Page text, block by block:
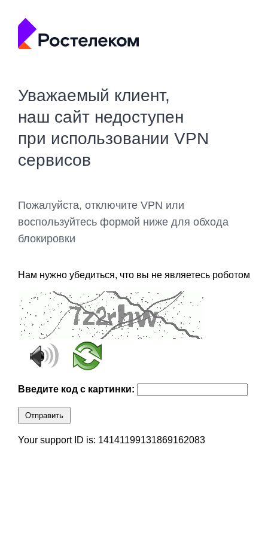
Уважаемый клиент,
наш сайт недоступен
при использовании VPN
сервисов
Пожалуйста, отключите VPN или
воспользуйтесь формой ниже для обхода
блокировки
Нам нужно убедиться, что вы не являетесь роботом
Введите код с картинки:
Отправить
Your support ID is: 14141199131869162083